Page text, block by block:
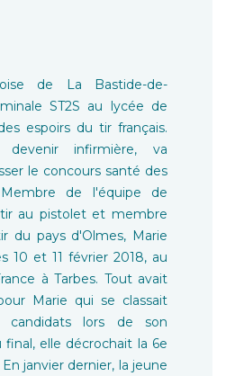
de La Bastide-de-
ST2S au lycée de
espoirs du tir français.
infirmière, va
le concours santé des
de l'équipe de
au pistolet et membre
du pays d'Olmes, Marie
10 et 11 février 2018, au
à Tarbes. Tout avait
Marie qui se classait
lors de son
elle décrochait la 6e
janvier dernier, la jeune